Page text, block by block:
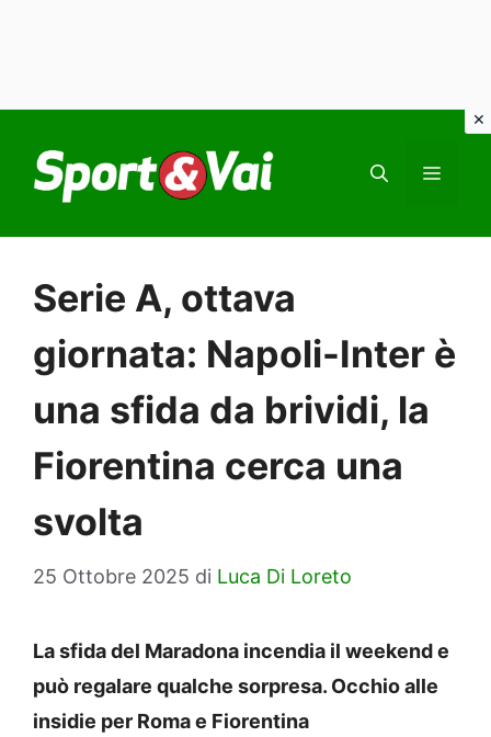
contenuto
Serie A, ottava
giornata: Napoli-Inter è
una sfida da brividi, la
Fiorentina cerca una
svolta
25 Ottobre 2025 di Luca Di Loreto
La sfida del Maradona incendia il weekend e
può regalare qualche sorpresa. Occhio alle
insidie per Roma e Fiorentina